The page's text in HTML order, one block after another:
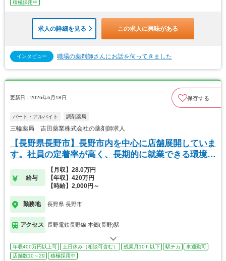
積極採用中
求人の詳細を見る この求人に興味がある
インタビュー 職場の薬剤師さんにお話を伺ってきました
更新日：2026年6月18日 保存する
パート・アルバイト 調剤薬局
三輪薬局 吉田薬業株式会社の薬剤師求人
【長野県長野市】長野市内を中心に店舗展開していま
す。社員の定着率が高く、長期的に就業できる環境が
給与
【月収】28.0万円
【年収】420万円
【時給】2,000円～
勤務地 長野県 長野市
アクセス 長野電鉄長野線 本郷(長野)駅
年収400万円以上可 土日休み（相談可含む） 残業月10ｈ以下 駅チカ
車通勤可
店舗数10～29
積極採用中